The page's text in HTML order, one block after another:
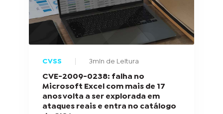
CVSS 3min de Leitura
CVE-2009-0238: falha no
Microsoft Excel com mais de 17
anos volta a ser explorada em
ataques reais e entra no catálogo